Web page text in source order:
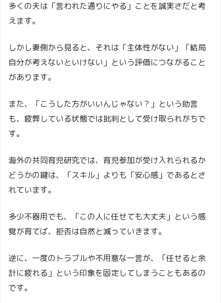
多くの夫は「言われた通りにやる」ことを誠実さだと考
えます。
しかし妻側から見ると、それは「主体性がない」「結局
自分が考えないといけない」という評価につながること
があります。
また、「こうした方がいいんじゃない？」という助言
も、疲弊している状態では批判として受け取られがちで
す。
海外の共同育児研究では、育児参加が受け入れられるか
どうかの鍵は、「スキル」よりも「安心感」であるとさ
れています。
多少不器用でも、「この人に任せても大丈夫」という感
覚が育てば、拒否は自然と減っていきます。
逆に、一度のトラブルや不用意な一言が、「任せると余
計に疲れる」という印象を固定してしまうこともあるの
です。